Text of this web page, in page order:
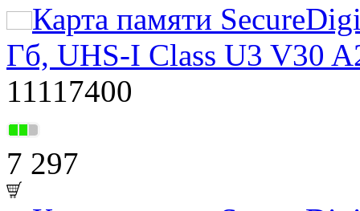
Карта памяти
Гб, UHS-I Class U3 V30
11117400
7 297